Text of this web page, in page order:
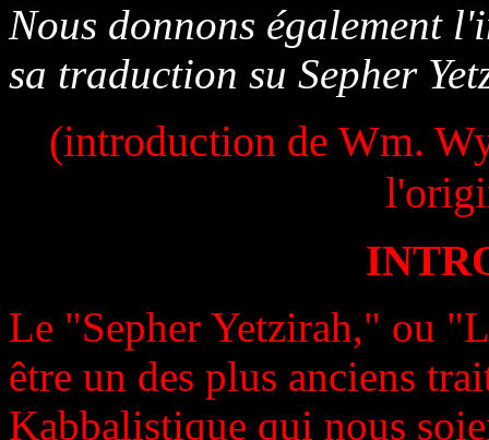
Nous donnons également
sa traduction su Sepher
(introduction de Wm.
Le "Sepher Yetzirah," ou
être un des plus anciens
Kabbalistique qui nous